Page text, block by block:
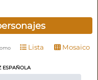
Lista Mosaico
ESPAÑOLA